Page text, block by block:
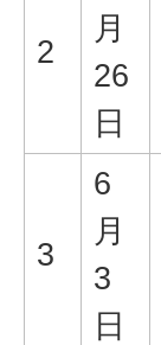
2
月
26
日
3
6
月
3
日